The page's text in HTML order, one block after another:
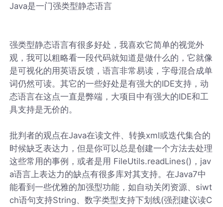
Java是一门强类型静态语言
强类型静态语言有很多好处，我喜欢它简单的视觉外
观，我可以粗略看一段代码就知道是做什么的，它就像
是可视化的用英语反馈，语言非常易读，字母混合成单
词仍然可读。其它的一些好处是有强大的IDE支持，动
态语言在这点一直是弊端，大项目中有强大的IDE和工
具支持是无价的。
批判者的观点在Java在读文件、转换xml或迭代集合的
时候缺乏表达力，但是你可以总是创建一个方法去处理
这些常用的事例，或者是用 FileUtils.readLines()，jav
a语言上表达力的缺点有很多库对其支持。在Java7中
能看到一些优雅的加强型功能，如自动关闭资源、siwt
ch语句支持String、数字类型支持下划线(强烈建议读C